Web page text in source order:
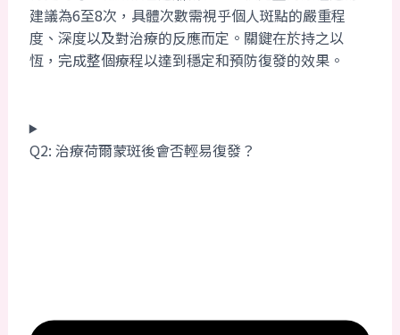
建議為6至8次，具體次數需視乎個人斑點的嚴重程
度、深度以及對治療的反應而定。關鍵在於持之以
恆，完成整個療程以達到穩定和預防復發的效果。
Q2: 治療荷爾蒙斑後會否輕易復發？